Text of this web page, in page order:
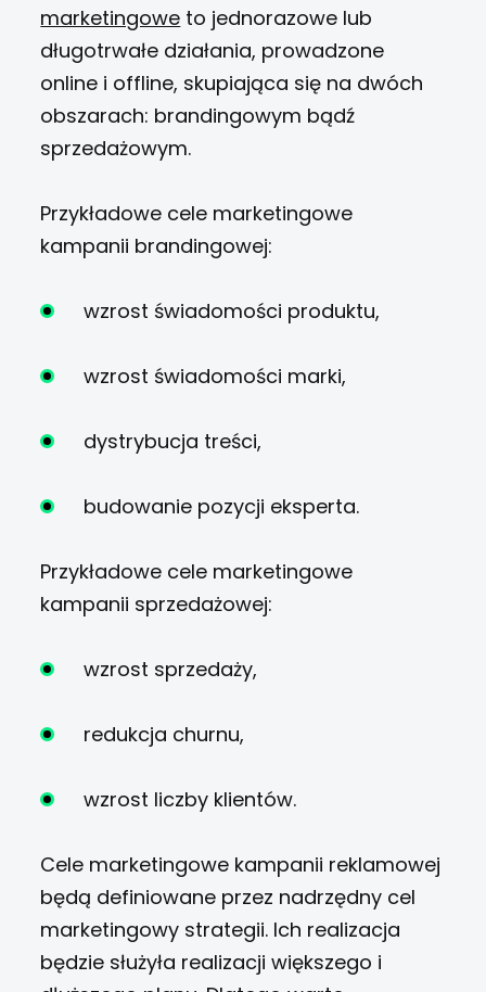
marketingowe to jednorazowe lub
długotrwałe działania, prowadzone
online i offline, skupiająca się na dwóch
obszarach: brandingowym bądź
sprzedażowym.
Przykładowe cele marketingowe
kampanii brandingowej:
wzrost świadomości produktu,
wzrost świadomości marki,
dystrybucja treści,
budowanie pozycji eksperta.
Przykładowe cele marketingowe
kampanii sprzedażowej:
wzrost sprzedaży,
redukcja churnu,
wzrost liczby klientów.
Cele marketingowe kampanii reklamowej
będą definiowane przez nadrzędny cel
marketingowy strategii. Ich realizacja
będzie służyła realizacji większego i